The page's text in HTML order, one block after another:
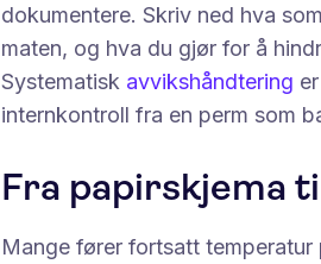
dokumentere. Skriv ned hva
maten, og hva du gjør for å
Systematisk avvikshåndtering
internkontroll fra en perm som
Fra papirskjema
Mange fører fortsatt